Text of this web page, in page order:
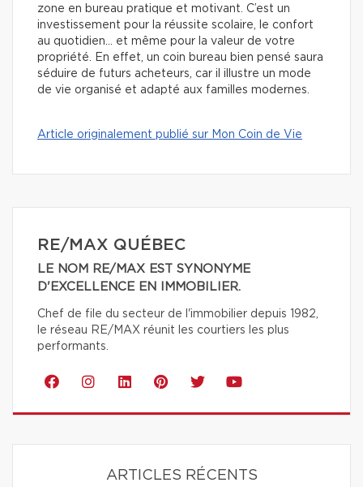
zone en bureau pratique et motivant. C’est un
investissement pour la réussite scolaire, le confort
au quotidien… et même pour la valeur de votre
propriété. En effet, un coin bureau bien pensé saura
séduire de futurs acheteurs, car il illustre un mode
de vie organisé et adapté aux familles modernes.
Article originalement publié sur Mon Coin de Vie
RE/MAX QUÉBEC
LE NOM RE/MAX EST SYNONYME
D'EXCELLENCE EN IMMOBILIER.
Chef de file du secteur de l'immobilier depuis 1982,
le réseau RE/MAX réunit les courtiers les plus
performants.
ARTICLES RÉCENTS